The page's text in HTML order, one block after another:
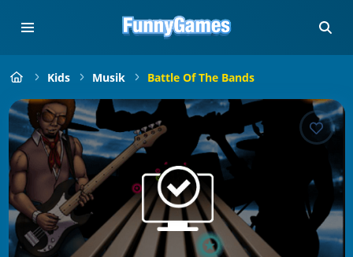
Kids Musik Battle Of The Bands